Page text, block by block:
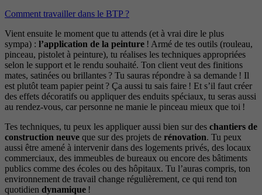
Comment travailler dans le BTP ?
Vient ensuite le moment que tu attends (et à vrai dire le plus
sympa) : l’application de la peinture ! Armé de tes outils (rouleau,
pinceau, pistolet à peinture), tu réalises les techniques appropriées
selon le support et le rendu souhaité. Ton client veut des finitions
mates, satinées ou brillantes ? Tu sauras répondre à sa demande ! Il
est plutôt team papier peint ? Ça aussi tu sais faire ! Et s’il faut créer
des effets décoratifs ou appliquer des enduits spéciaux, tu seras aussi
au rendez-vous, car personne ne manie le pinceau mieux que toi !
Tes techniques, tu peux les appliquer aussi bien sur des chantiers de
construction neuve que sur des projets de rénovation. Tu peux
aussi être amené à intervenir dans des logements privés, des locaux
commerciaux, des immeubles de bureaux ou encore des bâtiments
publics comme des écoles ou des hôpitaux. Tu l’auras compris, ton
environnement de travail change régulièrement, ce qui rend ton
quotidien dynamique !